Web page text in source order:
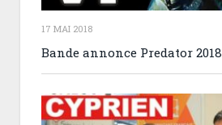
17 MAI 2018
Bande annonce Predator 2018